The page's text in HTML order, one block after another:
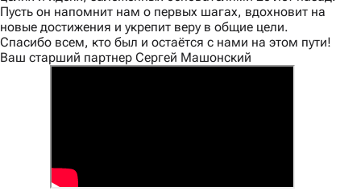
Пусть он напомнит нам о первых шагах, вдохновит на
новые достижения и укрепит веру в общие цели.
Спасибо всем, кто был и остаётся с нами на этом пути!
Ваш старший партнер Сергей Машонский